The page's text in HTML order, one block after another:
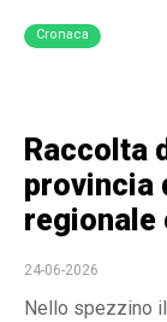
Cronaca
Raccolta
provincia
regionale
24-06-2026
Nello spezzino